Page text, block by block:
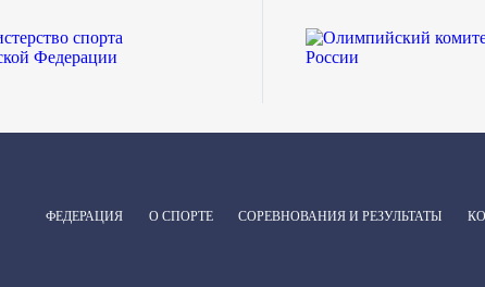
ФЕДЕРАЦИЯ О СПОРТЕ СОРЕВНОВАНИЯ И РЕЗУЛЬТАТЫ